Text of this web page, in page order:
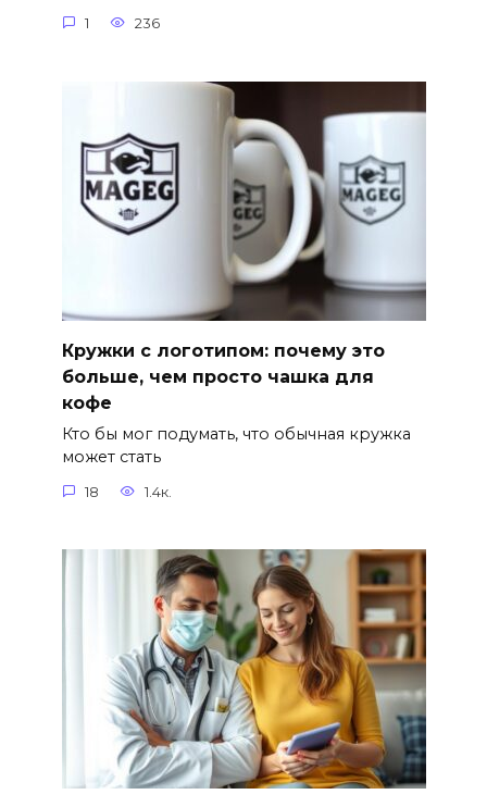
1 236
Кружки с логотипом: почему это
больше, чем просто чашка для
кофе
Кто бы мог подумать, что обычная кружка
может стать
18 1.4к.